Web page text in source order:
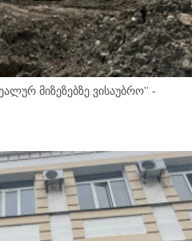
მიზეზებზე ვისაუბრო'' -